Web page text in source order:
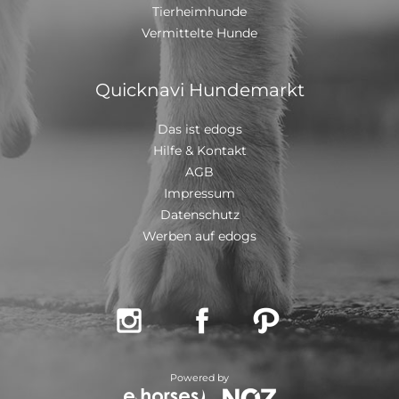
mit einem EU Ausweis in einem beim deutschen
Veterinäramt registriertem Transport
Tierheimhunde
Vermittelte Hunde
Quicknavi Hundemarkt
Das ist edogs
Hilfe & Kontakt
AGB
Impressum
Datenschutz
Werben auf edogs
  
Powered by